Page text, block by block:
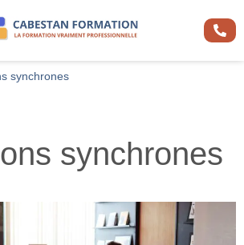
synchrones
synchrones